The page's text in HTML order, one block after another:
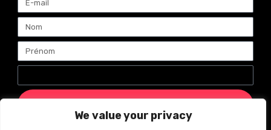
We value your privacy